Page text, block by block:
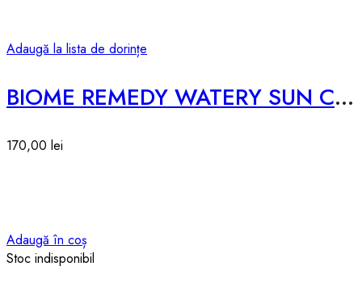
Adaugă la lista de dorințe
BIOME REMEDY WATERY SUN CREAM SPF50 – 50ml
170,00 lei
Adaugă în coș
Stoc indisponibil